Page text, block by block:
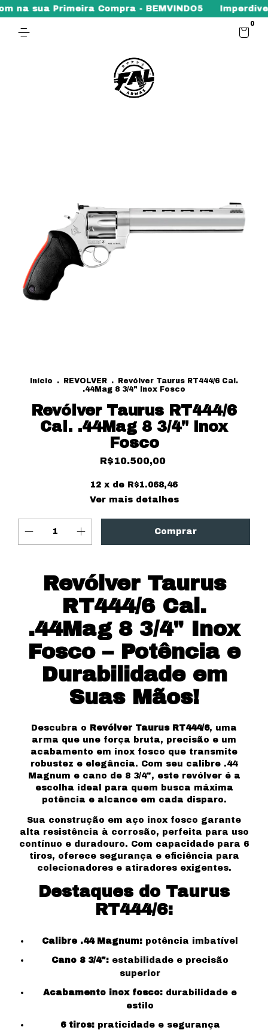
sua Primeira Compra - BEMVINDO5 Imperdível -
0
Início . REVOLVER .
Revólver Taurus RT444/6 Cal.
.44Mag 8 3/4" Inox Fosco
Revólver Taurus RT444/6
Cal. .44Mag 8 3/4" Inox
Fosco
R$10.500,00
12 x de R$1.068,46
Ver mais detalhes
Revólver Taurus
RT444/6 Cal.
.44Mag 8 3/4" Inox
Fosco – Potência e
Durabilidade em
Suas Mãos!
Descubra o Revólver Taurus RT444/6, uma
arma que une força bruta, precisão e um
acabamento em inox fosco que transmite
robustez e elegância. Com seu calibre .44
Magnum e cano de 8 3/4", este revólver é a
escolha ideal para quem busca máxima
potência e alcance em cada disparo.
Sua construção em aço inox fosco garante
alta resistência à corrosão, perfeita para uso
contínuo e duradouro. Com capacidade para 6
tiros, oferece segurança e eficiência para
colecionadores e atiradores exigentes.
Destaques do Taurus
RT444/6:
Calibre .44 Magnum: potência imbatível
Cano 8 3/4": estabilidade e precisão
superior
Acabamento inox fosco: durabilidade e
estilo
6 tiros:praticidade e segurança